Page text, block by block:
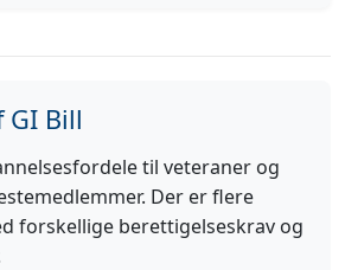
GI Bill
til veteraner og
Der er flere
forskellige berettigelseskrav og